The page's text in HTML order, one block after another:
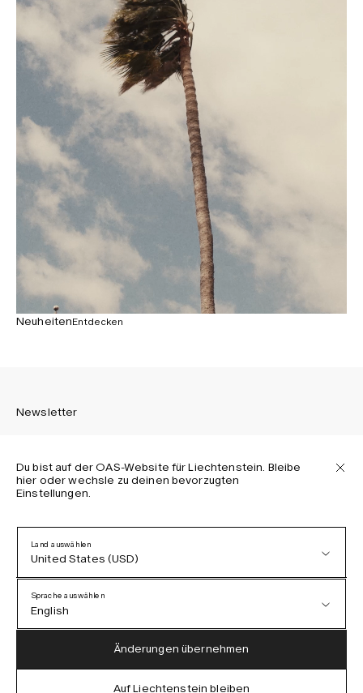
NeuheitenEntdecken
Newsletter
Melden Sie sich an, um die neuesten Informationen über
Datenschutzerklärung
AGB
Barrierefreiheit
Cookie-Richtlinie
Du bist auf der OAS-Website für Liechtenstein. Bleibe
hier oder wechsle zu deinen bevorzugten
Einstellungen.
Land auswählen
United States (USD)
Austria (EUR)
Sprache auswählen
English
German
Änderungen übernehmen
Auf Liechtenstein bleiben